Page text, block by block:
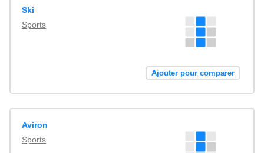
Ski
Sports
Ajouter pour comparer
Aviron
Sports